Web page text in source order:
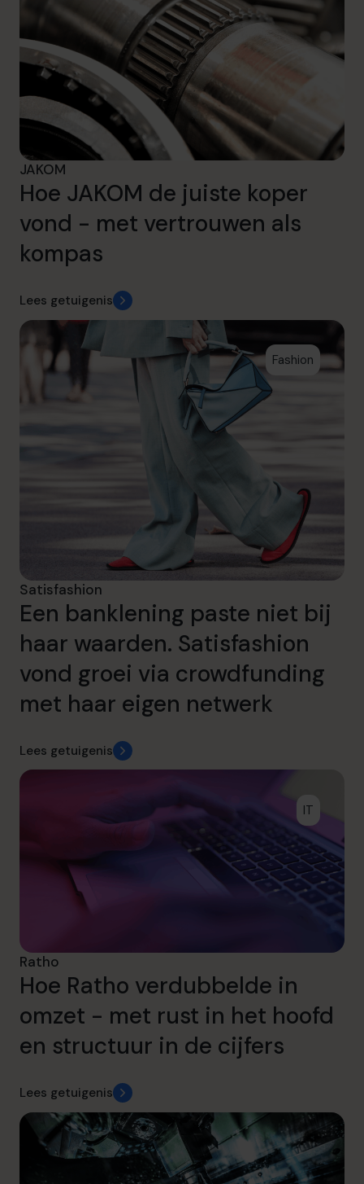
JAKOM
Hoe JAKOM de juiste koper
vond - met vertrouwen als
kompas
Lees getuigenis
Fashion
Satisfashion
Een banklening paste niet bij
haar waarden. Satisfashion
vond groei via crowdfunding
met haar eigen netwerk
Lees getuigenis
IT
Ratho
Hoe Ratho verdubbelde in
omzet - met rust in het hoofd
en structuur in de cijfers
Lees getuigenis